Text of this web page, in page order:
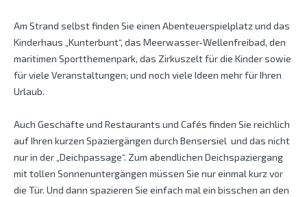
Am Strand selbst finden Sie einen Abenteuerspielplatz und das
Kinderhaus „Kunterbunt“, das Meerwasser-Wellenfreibad, den
maritimen Sportthemenpark, das Zirkuszelt für die Kinder sowie
für viele Veranstaltungen; und noch viele Ideen mehr für Ihren
Urlaub.
Auch Geschäfte und Restaurants und Cafés finden Sie reichlich
auf Ihren kurzen Spaziergängen durch Bensersiel  und das nicht
nur in der „Deichpassage“. Zum abendlichen Deichspaziergang
mit tollen Sonnenuntergängen müssen Sie nur einmal kurz vor
die Tür. Und dann spazieren Sie einfach mal ein bisschen an den